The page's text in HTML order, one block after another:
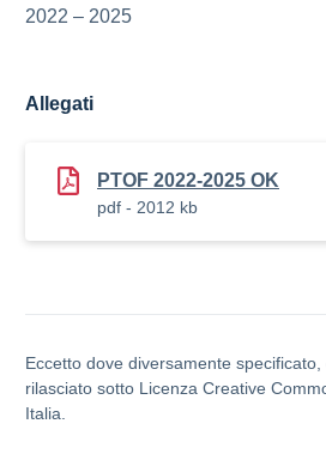
2022 – 2025
Allegati
PTOF 2022-2025 OK
pdf - 2012 kb
Eccetto dove diversamente
rilasciato sotto Licenza Creative
Italia.